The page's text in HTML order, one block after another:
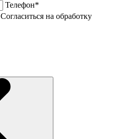
Телефон*
Согласиться на обработку